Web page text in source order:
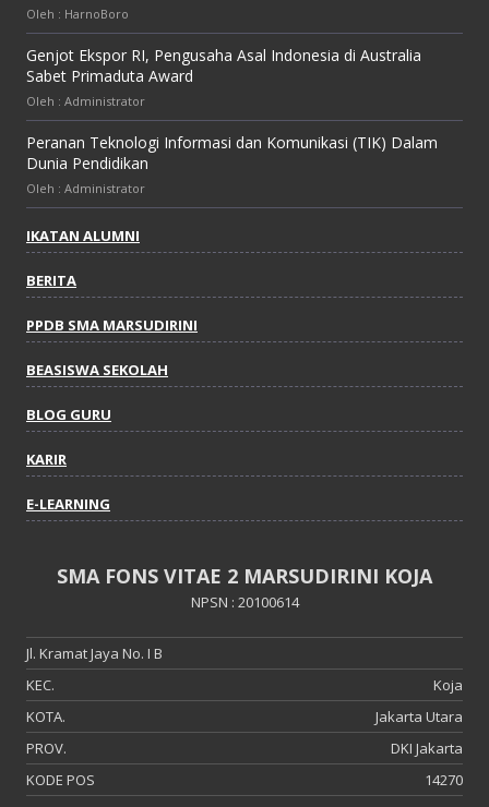
Oleh : HarnoBoro
Genjot Ekspor RI, Pengusaha Asal Indonesia di Australia
Sabet Primaduta Award
Oleh : Administrator
Peranan Teknologi Informasi dan Komunikasi (TIK) Dalam
Dunia Pendidikan
Oleh : Administrator
IKATAN ALUMNI
BERITA
PPDB SMA MARSUDIRINI
BEASISWA SEKOLAH
BLOG GURU
KARIR
E-LEARNING
SMA FONS VITAE 2 MARSUDIRINI KOJA
NPSN : 20100614
Jl. Kramat Jaya No. I B
KEC.
Koja
KOTA.
Jakarta Utara
PROV.
DKI Jakarta
KODE POS
14270